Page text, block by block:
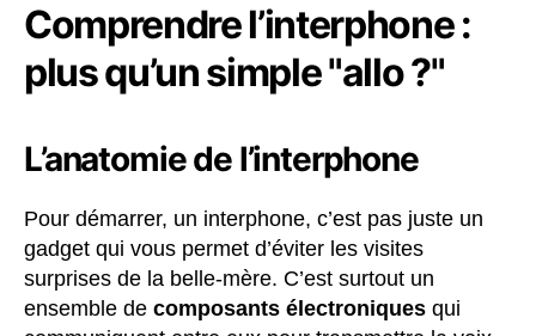
Comprendre l’interphone :
plus qu’un simple "allo ?"
L’anatomie de l’interphone
Pour démarrer, un interphone, c’est pas juste un
gadget qui vous permet d’éviter les visites
surprises de la belle-mère. C’est surtout un
ensemble de composants électroniques qui